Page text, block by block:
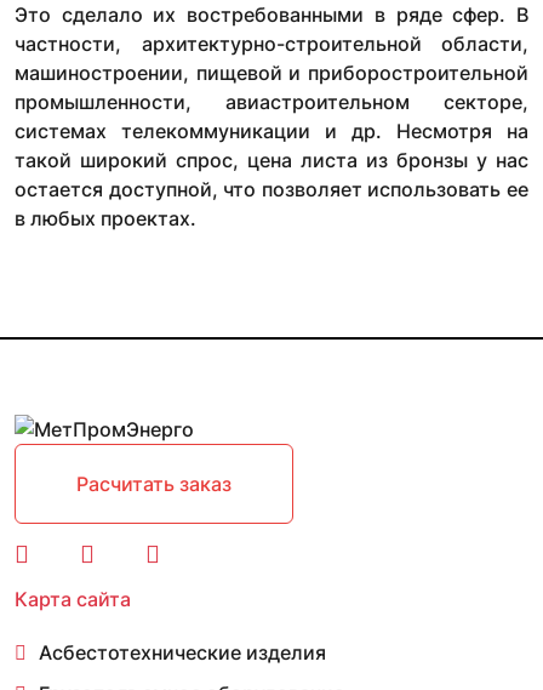
Это сделало их востребованными в ряде сфер. В
частности, архитектурно-строительной области,
машиностроении, пищевой и приборостроительной
промышленности, авиастроительном секторе,
системах телекоммуникации и др. Несмотря на
такой широкий спрос, цена листа из бронзы у нас
остается доступной, что позволяет использовать ее
в любых проектах.
Расчитать заказ
Карта сайта
Асбестотехнические изделия